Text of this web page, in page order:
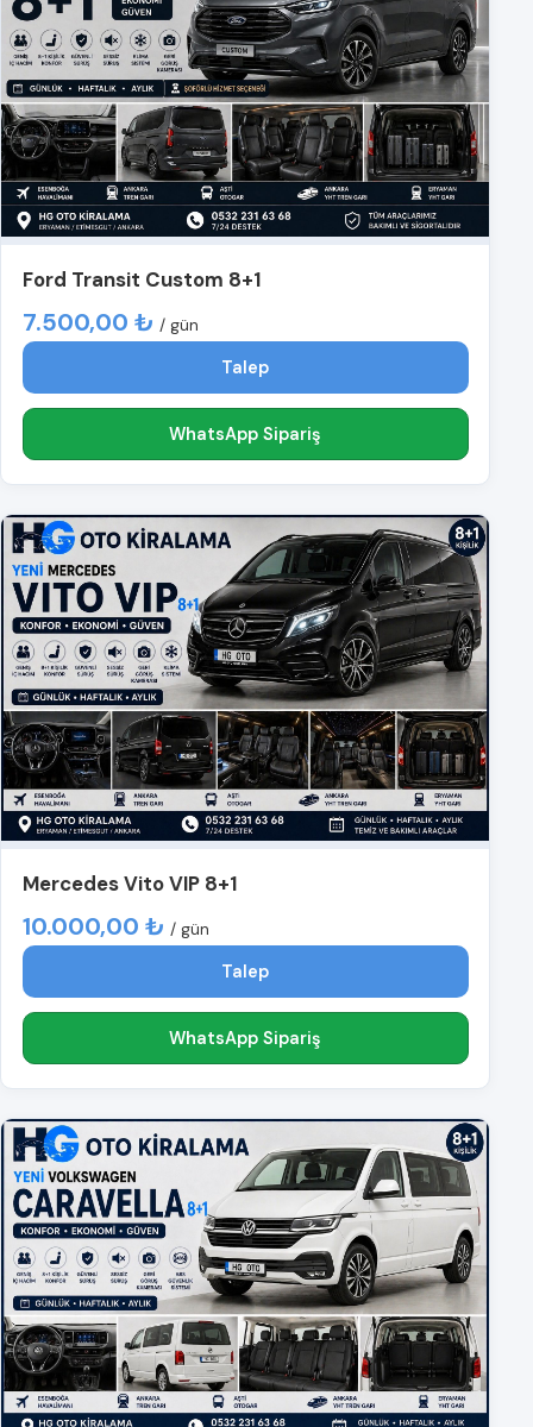
Ford Transit Custom 8+1
7.500,00 ₺ / gün
Talep
WhatsApp Sipariş
Mercedes Vito VIP 8+1
10.000,00 ₺ / gün
Talep
WhatsApp Sipariş